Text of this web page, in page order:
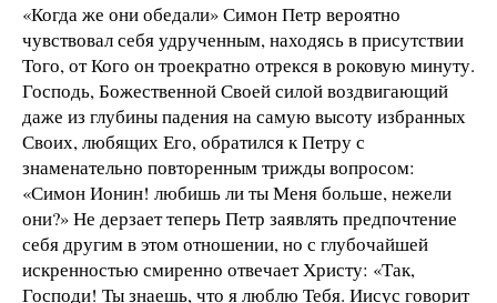
«Когда же они обедали» Симон Петр вероятно
чувствовал себя удрученным, находясь в присутствии
Того, от Кого он троекратно отрекся в роковую минуту.
Господь, Божественной Своей силой воздвигающий
даже из глубины падения на самую высоту избранных
Своих, любящих Его, обратился к Петру с
знаменательно повторенным трижды вопросом:
«Симон Ионин! любишь ли ты Меня больше, нежели
они?» Не дерзает теперь Петр заявлять предпочтение
себя другим в этом отношении, но с глубочайшей
искренностью смиренно отвечает Христу: «Так,
Господи! Ты знаешь, что я люблю Тебя. Иисус говорит